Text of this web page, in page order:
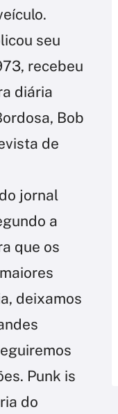
seu
recebeu
diária
Bob
de
jornal
a
que os
deixamos
Punk is
do